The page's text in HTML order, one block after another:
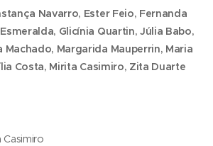
Navarro, Ester Feio, Fernanda
Glicínia Quartin, Júlia Babo,
Machado, Margarida Mauperrin, Maria
Costa, Mirita Casimiro, Zita Duarte
Casimiro